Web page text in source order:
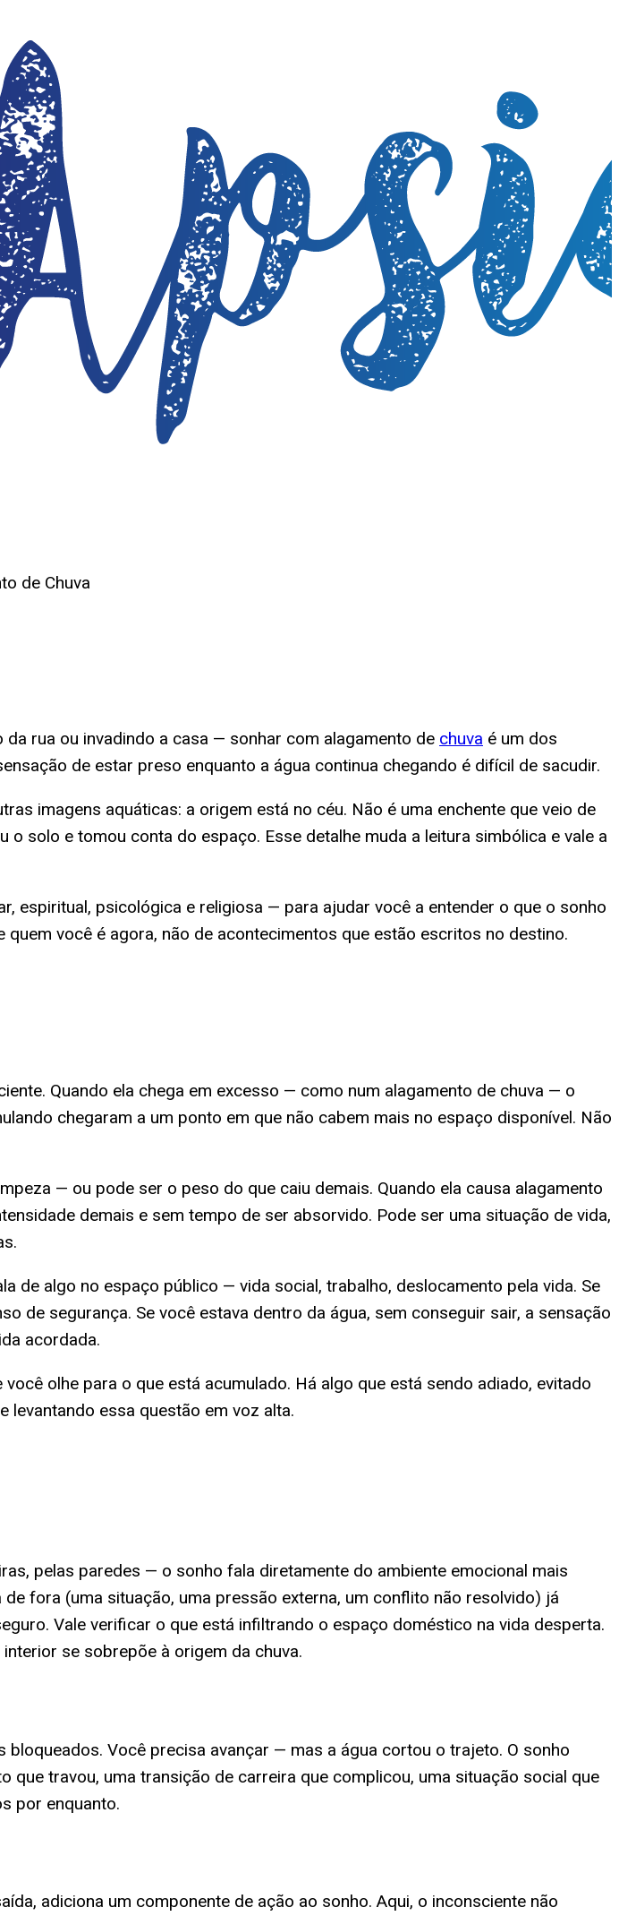
de Chuva
rua ou invadindo a casa — sonhar com alagamento de chuva é um dos
de estar preso enquanto a água continua chegando é difícil de sacudir.
imagens aquáticas: a origem está no céu. Não é uma enchente que veio de
solo e tomou conta do espaço. Esse detalhe muda a leitura simbólica e vale a
espiritual, psicológica e religiosa — para ajudar você a entender o que o sonho
você é agora, não de acontecimentos que estão escritos no destino.
Quando ela chega em excesso — como num alagamento de chuva — o
chegaram a um ponto em que não cabem mais no espaço disponível. Não
— ou pode ser o peso do que caiu demais. Quando ela causa alagamento
demais e sem tempo de ser absorvido. Pode ser uma situação de vida,
de algo no espaço público — vida social, trabalho, deslocamento pela vida. Se
de segurança. Se você estava dentro da água, sem conseguir sair, a sensação
acordada.
olhe para o que está acumulado. Há algo que está sendo adiado, evitado
levantando essa questão em voz alta.
pelas paredes — o sonho fala diretamente do ambiente emocional mais
fora (uma situação, uma pressão externa, um conflito não resolvido) já
Vale verificar o que está infiltrando o espaço doméstico na vida desperta.
se sobrepõe à origem da chuva.
Você precisa avançar — mas a água cortou o trajeto. O sonho
travou, uma transição de carreira que complicou, uma situação social que
por enquanto.
adiciona um componente de ação ao sonho. Aqui, o inconsciente não